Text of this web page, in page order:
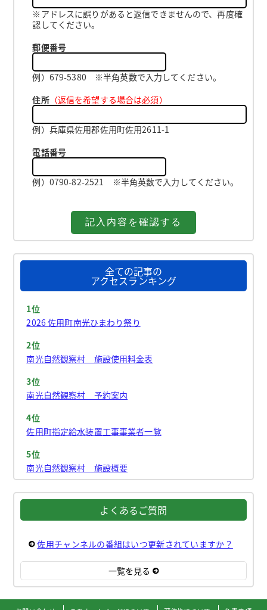
※アドレスに誤りがあると返信できませんので、再度確
認してください。
郵便番号
例）679-5380 ※半角英数で入力してください。
住所（返信を希望する場合は必須）
例）兵庫県佐用郡佐用町佐用2611-1
電話番号
例）0790-82-2521 ※半角英数で入力してください。
全ての記事の
アクセスランキング
1位
2026 佐用町南光ひまわり祭り
2位
南光自然観察村 施設使用料金表
3位
南光自然観察村 予約案内
4位
佐用町指定給水装置工事事業者一覧
5位
南光自然観察村 施設概要
よくあるご質問
佐用チャンネルの番組はいつ更新されていますか？
一覧を見る